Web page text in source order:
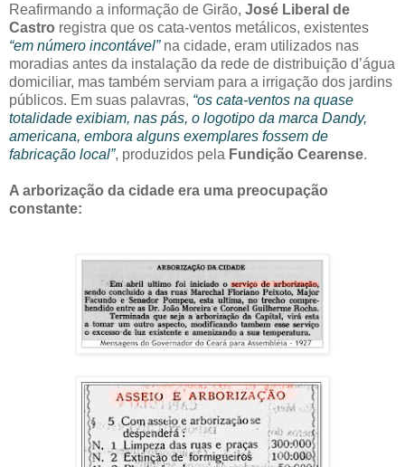
Reafirmando a informação de Girão, José Liberal de
Castro registra que os cata-ventos metálicos, existentes
“em número incontável”na cidade, eram utilizados nas
moradias antes da instalação da rede de distribuição d’água
domiciliar, mas também serviam para a irrigação dos jardins
públicos. Em suas palavras, “os cata-ventos na quase
totalidade exibiam, nas pás, o logotipo da marca Dandy,
americana, embora alguns exemplares fossem de
fabricação local”, produzidos pela Fundição Cearense.
A arborização da cidade era uma preocupação
constante: